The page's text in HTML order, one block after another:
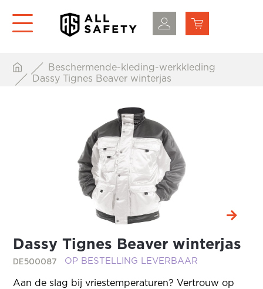
Beschermende-kleding-werkkleding
Dassy Tignes Beaver winterjas
Dassy Tignes Beaver winterjas
DE500087 OP BESTELLING LEVERBAAR
Aan de slag bij vriestemperaturen? Vertrouw op